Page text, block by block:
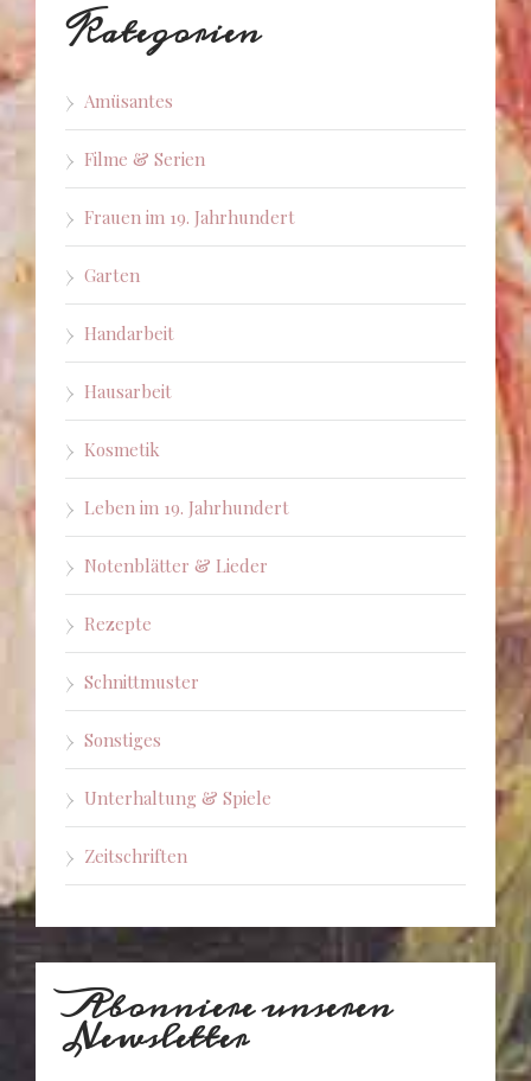
Kategorien
Amüsantes
Filme & Serien
Frauen im 19. Jahrhundert
Garten
Handarbeit
Hausarbeit
Kosmetik
Leben im 19. Jahrhundert
Notenblätter & Lieder
Rezepte
Schnittmuster
Sonstiges
Unterhaltung & Spiele
Zeitschriften
Abonniere unseren
Newsletter